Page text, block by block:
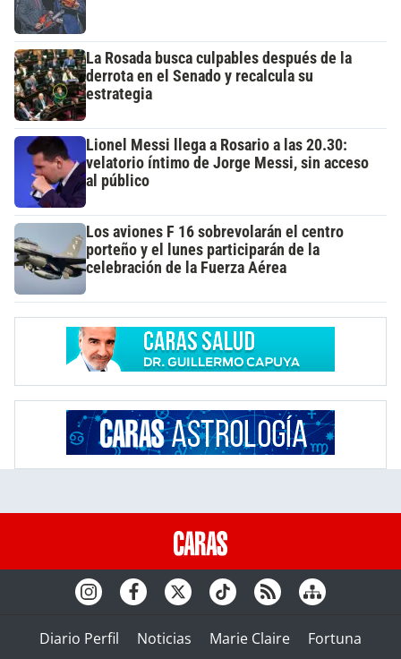
La Rosada busca culpables después de la
derrota en el Senado y recalcula su
estrategia
Lionel Messi llega a Rosario a las 20.30:
velatorio íntimo de Jorge Messi, sin acceso
al público
Los aviones F 16 sobrevolarán el centro
porteño y el lunes participarán de la
celebración de la Fuerza Aérea
Diario Perfil Noticias Marie Claire
Fortuna